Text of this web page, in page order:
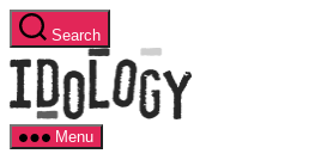
Skip
to
the
content
Search
Menu